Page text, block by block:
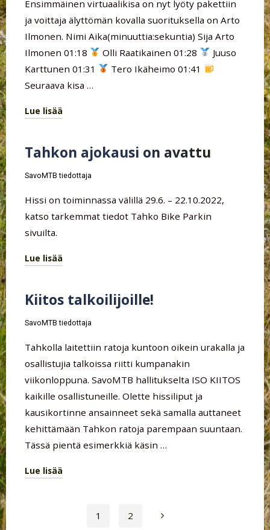
Ensimmäinen virtuaalikisa on nyt lyöty pakettiin
ja voittaja älyttömän kovalla suorituksella on Arto
Ilmonen. Nimi Aika(minuuttia:sekuntia) Sija Arto
Ilmonen 01:18
Olli Raatikainen 01:28
Juuso
Karttunen 01:31
Tero Ikäheimo 01:41
Seuraava kisa …
Lue lisää
Arton
polku
Tahkon ajokausi on avattu
SavoMTB tiedottaja
Hissi on toiminnassa välillä 29.6. – 22.10.2022,
katso tarkemmat tiedot Tahko Bike Parkin
sivuilta.
Lue lisää
on
avattu"
Kiitos talkoilijoille!
SavoMTB tiedottaja
Tahkolla laitettiin ratoja kuntoon oikein urakalla ja
osallistujia talkoissa riitti kumpanakin
viikonloppuna. SavoMTB hallitukselta ISO KIITOS
kaikille osallistuneille. Olette hissiliput ja
kausikortinne ansainneet sekä samalla auttaneet
kehittämään Tahkon ratoja parempaan suuntaan.
Tässä pientä esimerkkiä käsin …
Lue lisää
1 2